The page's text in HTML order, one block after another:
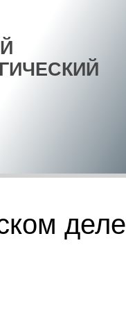
деле